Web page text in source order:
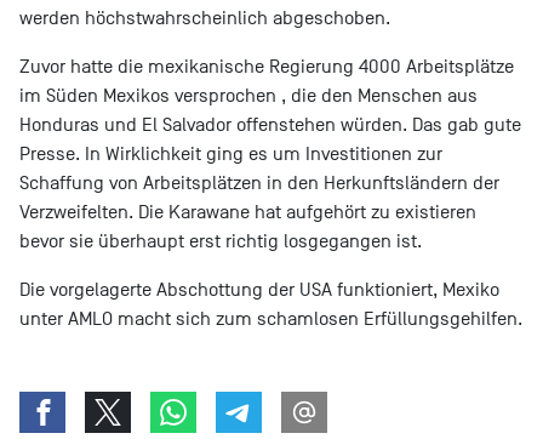
werden höchstwahrscheinlich abgeschoben.
Zuvor hatte die mexikanische Regierung 4000 Arbeitsplätze
im Süden Mexikos versprochen , die den Menschen aus
Honduras und El Salvador offenstehen würden. Das gab gute
Presse. In Wirklichkeit ging es um Investitionen zur
Schaffung von Arbeitsplätzen in den Herkunftsländern der
Verzweifelten. Die Karawane hat aufgehört zu existieren
bevor sie überhaupt erst richtig losgegangen ist.
Die vorgelagerte Abschottung der USA funktioniert, Mexiko
unter AMLO macht sich zum schamlosen Erfüllungsgehilfen.